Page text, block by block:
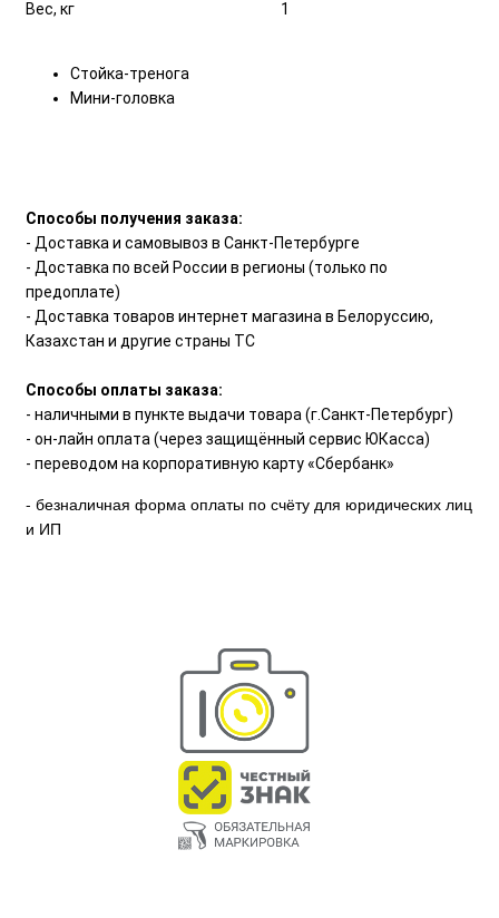
Вес, кг
1
Стойка-тренога
Мини-головка
Способы получения заказа:
- Доставка и самовывоз в Санкт-Петербурге
- Доставка по всей России в регионы (только по
предоплате)
- Доставка товаров интернет магазина в Белоруссию,
Казахстан и другие страны ТС
Способы оплаты заказа:
- наличными в пункте выдачи товара (г.Санкт-Петербург)
- он-лайн оплата (через защищённый сервис ЮКасса)
- переводом на корпоративную карту «Сбербанк»
- безналичная форма оплаты по счёту для юридических лиц
и ИП